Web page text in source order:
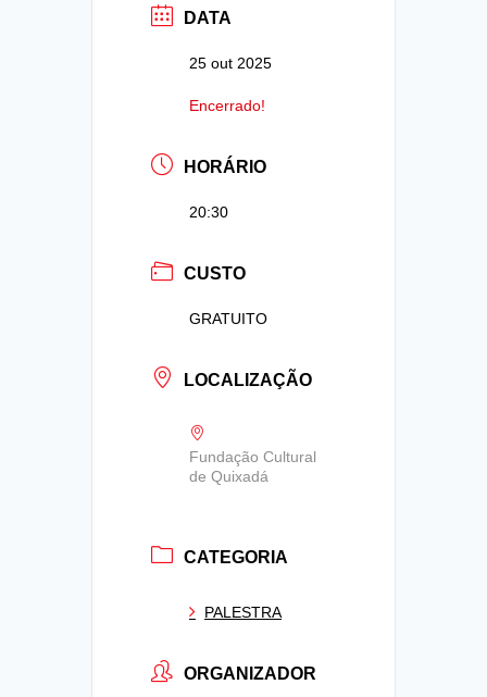
DATA
25 out 2025
Encerrado!
HORÁRIO
20:30
CUSTO
GRATUITO
LOCALIZAÇÃO
Fundação Cultural
de Quixadá
CATEGORIA
PALESTRA
ORGANIZADOR